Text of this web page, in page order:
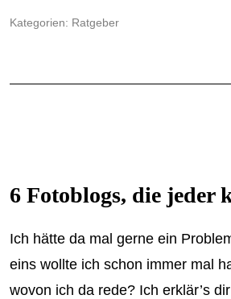
Kategorien: Ratgeber
6 Fotoblogs, die jeder
Ich hätte da mal gerne ein
eins wollte ich schon immer mal
wovon ich da rede? Ich erklär’s